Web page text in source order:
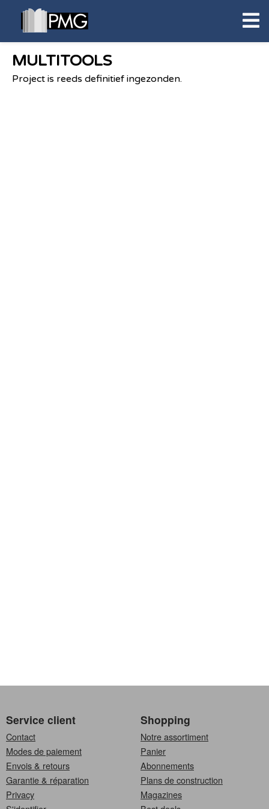
MULTITOOLS
Project is reeds definitief ingezonden.
Service client
Contact
Modes de paiement
Envois & retours
Garantie & réparation
Privacy
Shopping
Notre assortiment
Panier
Abonnements
Plans de construction
Magazines